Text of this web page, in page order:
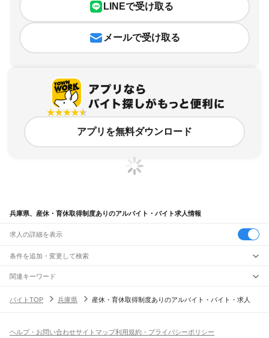
LINEで受け取る
メールで受け取る
アプリを無料ダウンロード
兵庫県、産休・育休取得制度ありのアルバイト・バイト求人情報
求人の詳細を表示
条件を追加・変更して検索
市区町村を追加・変更
兵庫県すべて
駅を追加・変更
尼崎駅 立花駅甲子園口駅 さくら夙川駅 芦屋駅 甲南山手駅
飲食・フードサービス
関連キーワード
兵庫県 西宮市 産休・育休取得制度あり クリニック兵庫県 育休
バイトTOP 兵庫県 産休・育休取得制度ありのアルバイト・バイト・求人
ヘルプ・お問い合わせサイトマップ利用規約・プライバシーポリシー